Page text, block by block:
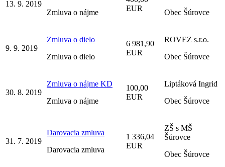
13. 9. 2019
Zmluva o nájme
EUR
Obec Šúrovce
9. 9. 2019
Zmluva o dielo
Zmluva o dielo
6 981,90
EUR
ROVEZ s.r.o.
Obec Šúrovce
30. 8. 2019
Zmluva o nájme KD
Zmluva o nájme
100,00
EUR
Liptáková Ingrid
Obec Šúrovce
31. 7. 2019
Darovacia zmluva
Darovacia zmluva
1 336,04
EUR
ZŠ s MŠ
Šúrovce
Obec Šúrovce